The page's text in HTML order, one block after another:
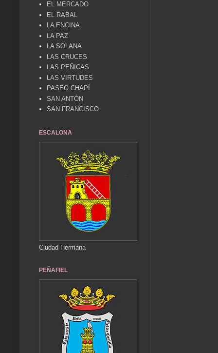
EL MERCADO
EL RABAL
LA ENCINA
LA PAZ
LA SOLANA
LAS CRUCES
LAS PEÑICAS
LAS VIRTUDES
PASEO CHAPÍ
SAN ANTÓN
SAN FRANCISCO
ESCALONA
Ciudad Hermana
PEÑAFIEL